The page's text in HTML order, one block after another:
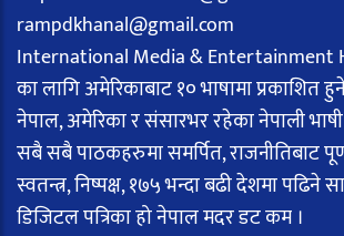
rampdkhanal@gmail.com
International Media & Entertainment
का लागि अमेरिकाबाट १० भाषामा प्रकाशित
नेपाल, अमेरिका र संसारभर रहेका नेपाली
सबै सबै पाठकहरुमा समर्पित, राजनीतिबाट
स्वतन्त्र, निष्पक्ष, १७५ भन्दा बढी देशमा पढिने
डिजिटल पत्रिका हो नेपाल मदर डट कम ।